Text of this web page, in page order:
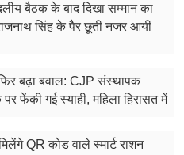
बैठक के बाद दिखा सम्मान का
सिंह के पैर छूती नजर आयीं
बढ़ा बवाल: CJP संस्थापक
फेंकी गई स्याही, महिला हिरासत में
QR कोड वाले स्मार्ट राशन